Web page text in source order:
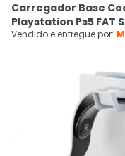
Cupons
Ativar tradutor em
Carregador Base
Playstation Ps5 FAT
Vendido e entregue por: